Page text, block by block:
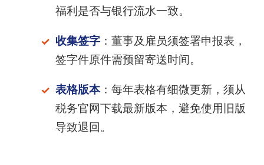
福利是否与银行流水一致。
收集签字：董事及雇员须签署申报表，
签字件原件需预留寄送时间。
表格版本：每年表格有细微更新，须从
税务官网下载最新版本，避免使用旧版
导致退回。